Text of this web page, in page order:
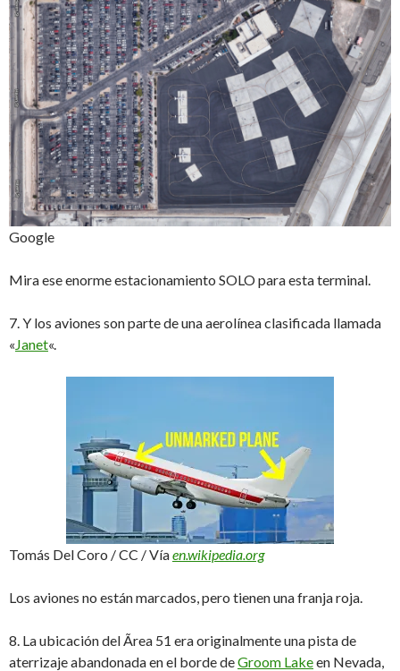
Google
Mira ese enorme estacionamiento SOLO para esta terminal.
7. Y los aviones son parte de una aerolínea clasificada llamada
« Janet«.
Tomás Del Coro / CC / Víaen.wikipedia.org
Los aviones no están marcados, pero tienen una franja roja.
8. La ubicación del Ãrea 51 era originalmente una pista de
aterrizaje abandonada en el borde deGroom Lakeen Nevada,